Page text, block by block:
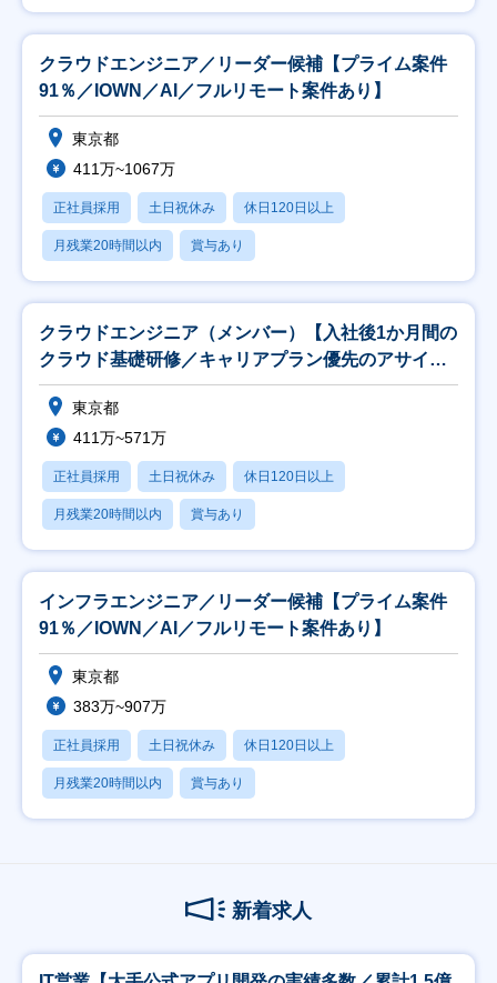
クラウドエンジニア／リーダー候補【プライム案件
91％／IOWN／AI／フルリモート案件あり】
東京都
411万~1067万
正社員採用 土日祝休み 休日120日以上
月残業20時間以内 賞与あり
クラウドエンジニア（メンバー）【入社後1か月間の
クラウド基礎研修／キャリアプラン優先のアサイ
ン！】
東京都
411万~571万
正社員採用 土日祝休み 休日120日以上
月残業20時間以内 賞与あり
インフラエンジニア／リーダー候補【プライム案件
91％／IOWN／AI／フルリモート案件あり】
東京都
383万~907万
正社員採用 土日祝休み 休日120日以上
月残業20時間以内 賞与あり
新着求人